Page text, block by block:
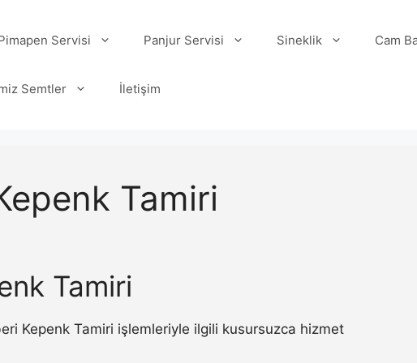
Servisi Panjur Servisi Sineklik Cam
Semtler İletişim
Tamiri
Tamiri
Kepenk Tamiri işlemleriyle ilgili kusursuzca hizmet